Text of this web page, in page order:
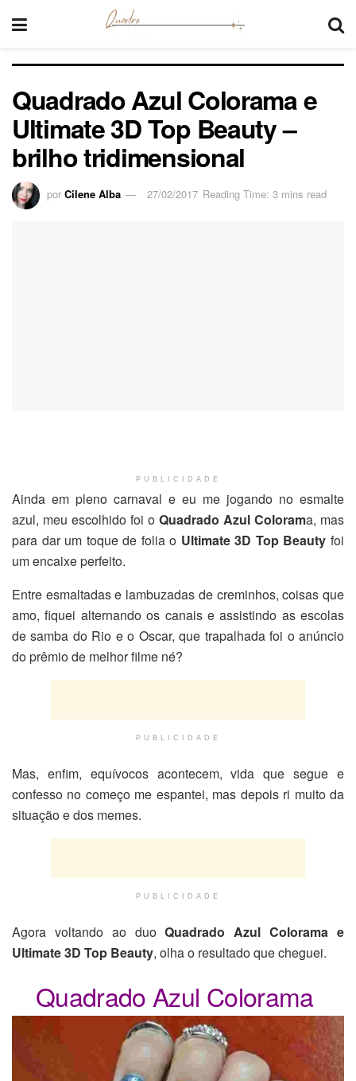
Quadrado Azul Colorama e
Ultimate 3D Top Beauty –
brilho tridimensional
por Cilene Alba 27/02/2017 Reading Time: 3 mins read
PUBLICIDADE
Ainda em pleno carnaval e eu me jogando no esmalte
azul, meu escolhido foi o Quadrado Azul Colorama, mas
para dar um toque de folia o Ultimate 3D Top Beauty foi
um encaixe perfeito.
Entre esmaltadas e lambuzadas de creminhos, coisas que
amo, fiquei alternando os canais e assistindo as escolas
de samba do Rio e o Oscar, que trapalhada foi o anúncio
do prêmio de melhor filme né?
PUBLICIDADE
Mas, enfim, equívocos acontecem, vida que segue e
confesso no começo me espantei, mas depois ri muito da
situação e dos memes.
PUBLICIDADE
Agora voltando ao duoQuadrado Azul Colorama e
Ultimate 3D Top Beauty, olha o resultado que cheguei.
Quadrado Azul Colorama